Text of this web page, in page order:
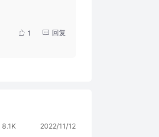
1 回复
8.1K 2022/11/12